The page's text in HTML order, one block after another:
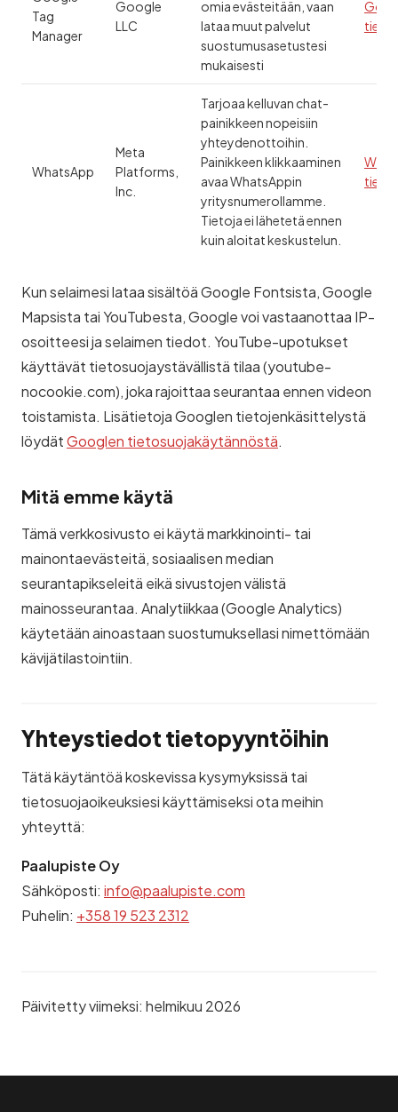
Tag
Manager
Google
LLC
omia evästeitään, vaan
lataa muut palvelut
suostumusasetustesi
mukaisesti
WhatsApp
Meta
Platforms,
Inc.
Tarjoaa kelluvan chat-
painikkeen nopeisiin
yhteydenottoihin.
Painikkeen klikkaaminen
avaa WhatsAppin
yritysnumerollamme.
Tietoja ei lähetetä ennen
kuin aloitat keskustelun.
Kun selaimesi lataa sisältöä Google Fontsista, Google
Mapsista tai YouTubesta, Google voi vastaanottaa IP-
osoitteesi ja selaimen tiedot. YouTube-upotukset
käyttävät tietosuojaystävällistä tilaa (youtube-
nocookie.com), joka rajoittaa seurantaa ennen videon
toistamista. Lisätietoja Googlen tietojenkäsittelystä
löydätGooglen tietosuojakäytännöstä.
Mitä emme käytä
Tämä verkkosivusto ei käytä markkinointi- tai
mainontaevästeitä, sosiaalisen median
seurantapikseleitä eikä sivustojen välistä
mainosseurantaa. Analytiikkaa (Google Analytics)
käytetään ainoastaan suostumuksellasi nimettömään
kävijätilastointiin.
Yhteystiedot tietopyyntöihin
Tätä käytäntöä koskevissa kysymyksissä tai
tietosuojaoikeuksiesi käyttämiseksi ota meihin
yhteyttä:
Paalupiste Oy
Sähköposti: info@paalupiste.com
Puhelin: +358 19 523 2312
Päivitetty viimeksi: helmikuu 2026